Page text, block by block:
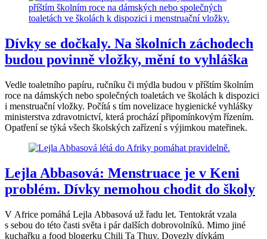
Dívky se dočkaly. Na školních záchodech
budou povinně vložky, mění to vyhláška
Vedle toaletního papíru, ručníku či mýdla budou v příštím školním
roce na dámských nebo společných toaletách ve školách k dispozici
i menstruační vložky. Počítá s tím novelizace hygienické vyhlášky
ministerstva zdravotnictví, která prochází připomínkovým řízením.
Opatření se týká všech školských zařízení s výjimkou mateřinek.
Lejla Abbasová: Menstruace je v Keni
problém. Dívky nemohou chodit do školy
V Africe pomáhá Lejla Abbasová už řadu let. Tentokrát vzala
s sebou do této časti světa i pár dalších dobrovolníků. Mimo jiné
kuchařku a food blogerku Chili Ta Thuy. Dovezly dívkám